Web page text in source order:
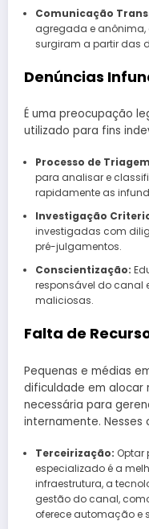
Comunicação
agregada e anônima,
surgiram a partir das
Denúncias
É uma preocupação
utilizado para fins
Processo de
para analisar e
rapidamente as
Investigação
investigadas com
pré-julgamentos.
Conscientização:
responsável do canal
maliciosas.
Falta de
Pequenas e médias
dificuldade em alocar
necessária para
internamente. Nesses
Terceirização: Optar
especializado é a
infraestrutura, a
gestão do canal,
oferece automação e